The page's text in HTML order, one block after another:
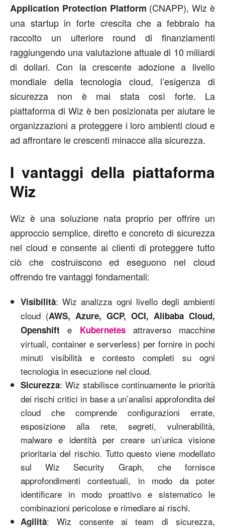
Application Protection Platform (CNAPP), Wiz è
una startup in forte crescita che a febbraio ha
raccolto un ulteriore round di finanziamenti
raggiungendo una valutazione attuale di 10 miliardi
di dollari. Con la crescente adozione a livello
mondiale della tecnologia cloud, l’esigenza di
sicurezza non è mai stata così forte. La
piattaforma di Wiz è ben posizionata per aiutare le
organizzazioni a proteggere i loro ambienti cloud e
ad affrontare le crescenti minacce alla sicurezza.
I vantaggi della piattaforma
Wiz
Wiz è una soluzione nata proprio per offrire un
approccio semplice, diretto e concreto di sicurezza
nel cloud e consente ai clienti di proteggere tutto
ciò che costruiscono ed eseguono nel cloud
offrendo tre vantaggi fondamentali:
Visibilità: Wiz analizza ogni livello degli ambienti
cloud (AWS, Azure, GCP, OCI, Alibaba Cloud,
Openshifte Kubernetes
attraverso macchine
virtuali, container e serverless) per fornire in pochi
minuti visibilità e contesto completi su ogni
tecnologia in esecuzione nel cloud.
Sicurezza: Wiz stabilisce continuamente le priorità
dei rischi critici in base a un’analisi approfondita del
cloud che comprende configurazioni errate,
esposizione alla rete, segreti, vulnerabilità,
malware e identità per creare un’unica visione
prioritaria del rischio. Tutto questo viene modellato
sul Wiz Security Graph, che fornisce
approfondimenti contestuali, in modo da poter
identificare in modo proattivo e sistematico le
combinazioni pericolose e rimediare ai rischi.
Agilità: Wiz consente ai team di sicurezza,